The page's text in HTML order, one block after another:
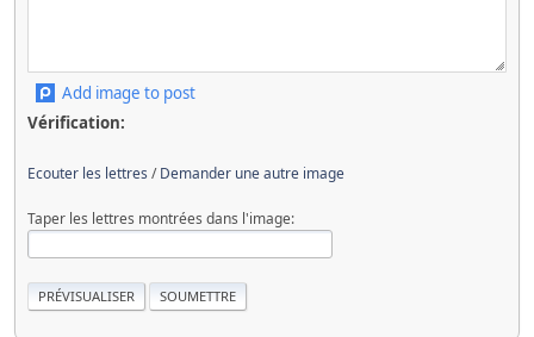
Add image to post
Vérification:
Ecouter les lettres /Demander une autre image
Taper les lettres montrées dans l'image: